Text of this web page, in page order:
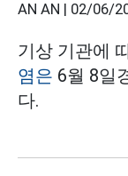
AN AN | 02/06/
기상 기관에
염은 6월 8일
다.